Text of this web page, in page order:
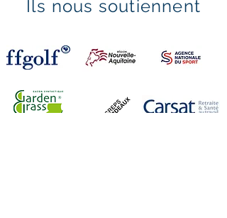
Ils nous soutiennent